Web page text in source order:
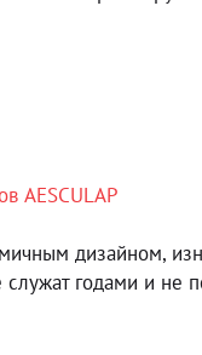
AESCULAP
дизайном,
годами и не